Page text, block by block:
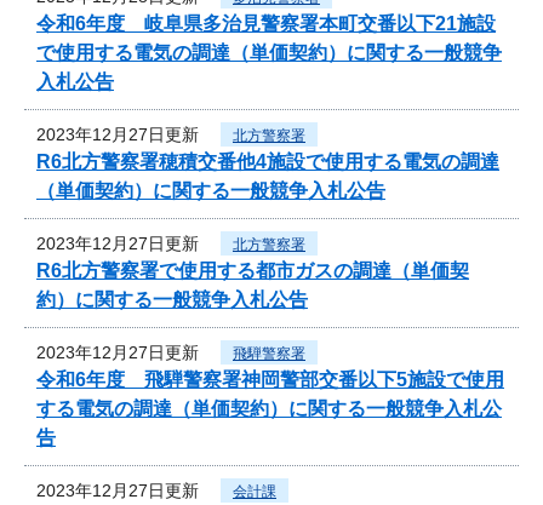
令和6年度 岐阜県多治見警察署本町交番以下21施設
で使用する電気の調達（単価契約）に関する一般競争
入札公告
2023年12月27日更新 北方警察署
R6北方警察署穂積交番他4施設で使用する電気の調達
（単価契約）に関する一般競争入札公告
2023年12月27日更新 北方警察署
R6北方警察署で使用する都市ガスの調達（単価契
約）に関する一般競争入札公告
2023年12月27日更新 飛騨警察署
令和6年度 飛騨警察署神岡警部交番以下5施設で使用
する電気の調達（単価契約）に関する一般競争入札公
告
2023年12月27日更新 会計課